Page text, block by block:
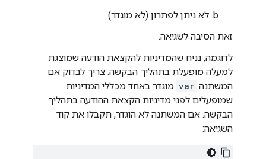
לא ניתן לפתרון (לא מוגדר)
זאת הסיבה לשגיאה.
לדוגמה, נניח שהמדיניות להקצאת הודעה שמוצגת
למעלה מופעלת בתהליך הבקשה. צריך לבדוק אם
המשתנה var מוגדר באחד מכללי המדיניות
שמופעלים לפני מדיניות הקצאת ההודעה בתהליך
הבקשה. אם המשתנה לא הוגדר, תקבלו את קוד
השגיאה: